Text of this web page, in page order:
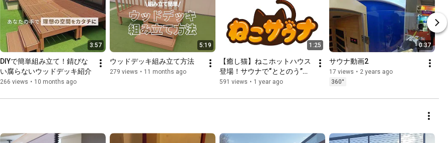
3:57
DIYで簡単組み立て！錆びな
い腐らないウッドデッキ紹介
266 views • 10 months ago
5:19
ウッドデッキ組み立て方法
279 views • 11 months ago
1:25
【癒し猫】ねこホットハウス
登場！サウナで“ととのう”猫
たちに癒される【ねこサウ
591 views • 1 year ago
0:37
サウナ動画2
17 views • 2 years ago
360°